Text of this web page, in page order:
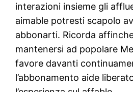
interazioni insieme gli
aimable potresti scapolo
abbonarti. Ricorda
mantenersi ad popolare
favore davanti
l’abbonamento aide